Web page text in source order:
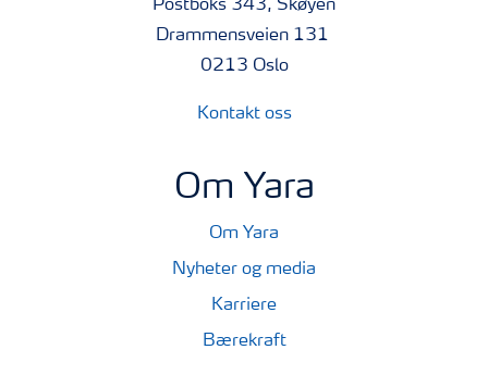
Postboks 343, Skøyen
Drammensveien 131
0213 Oslo
Kontakt oss
Om Yara
Om Yara
Nyheter og media
Karriere
Bærekraft